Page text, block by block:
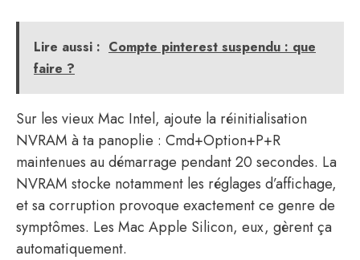
Lire aussi : Compte pinterest suspendu : que
faire ?
Sur les vieux Mac Intel, ajoute la réinitialisation
NVRAM à ta panoplie : Cmd+Option+P+R
maintenues au démarrage pendant 20 secondes. La
NVRAM stocke notamment les réglages d’affichage,
et sa corruption provoque exactement ce genre de
symptômes. Les Mac Apple Silicon, eux, gèrent ça
automatiquement.